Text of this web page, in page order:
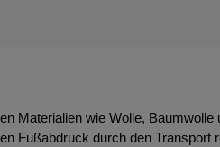
Materialien wie Wolle,
Fußabdruck durch den Transport